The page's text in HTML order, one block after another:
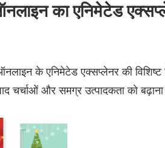
का एनिमेटेड
के एनिमेटेड एक्सप्लेनर की विशिष्ट
चर्चाओं और समग्र उत्पादकता को